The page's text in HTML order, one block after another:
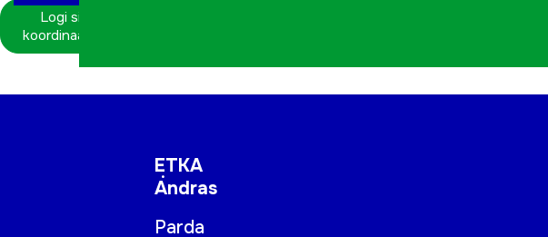
Logi sisse
koordinaatorina
ETKA
Andras
Parda